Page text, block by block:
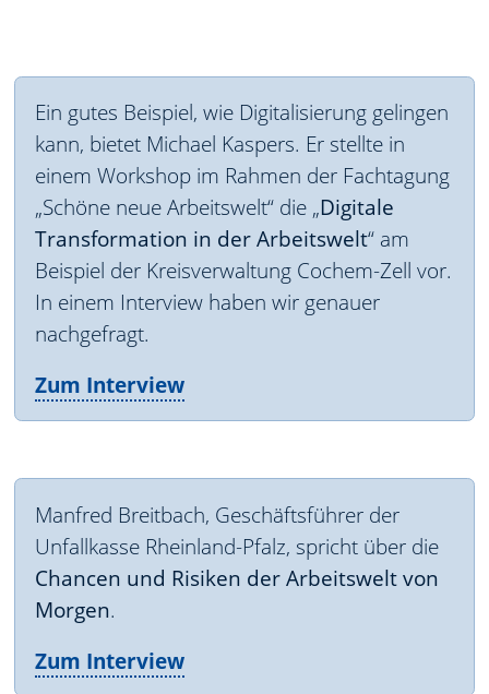
Ein gutes Beispiel, wie Digitalisierung gelingen
kann, bietet Michael Kaspers. Er stellte in
einem Workshop im Rahmen der Fachtagung
„Schöne neue Arbeitswelt“ die „Digitale
Transformation in der Arbeitswelt“ am
Beispiel der Kreisverwaltung Cochem-Zell vor.
In einem Interview haben wir genauer
nachgefragt.
Zum Interview
Manfred Breitbach, Geschäftsführer der
Unfallkasse Rheinland-Pfalz, spricht über die
Chancen und Risiken der Arbeitswelt von
Morgen.
Zum Interview